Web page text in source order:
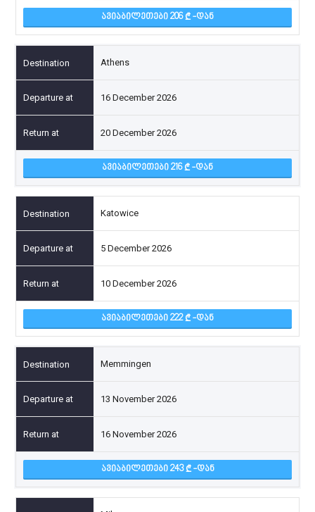
ᲐᲕᲘᲐᲑᲘᲚᲔᲗᲔᲑᲘ 206 -ᲓᲐᲜ
Athens
16 December 2026
20 December 2026
ᲐᲕᲘᲐᲑᲘᲚᲔᲗᲔᲑᲘ 216 -ᲓᲐᲜ
Katowice
5 December 2026
10 December 2026
ᲐᲕᲘᲐᲑᲘᲚᲔᲗᲔᲑᲘ 222 -ᲓᲐᲜ
Memmingen
13 November 2026
16 November 2026
ᲐᲕᲘᲐᲑᲘᲚᲔᲗᲔᲑᲘ 243 -ᲓᲐᲜ